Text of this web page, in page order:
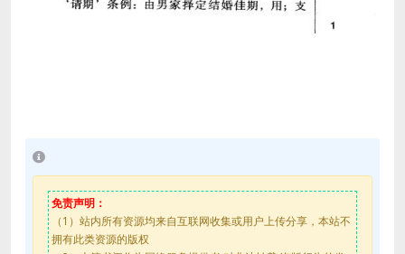
免责声明：
（1）站内所有资源均来自互联网收集或用户上传分享，本站不
拥有此类资源的版权